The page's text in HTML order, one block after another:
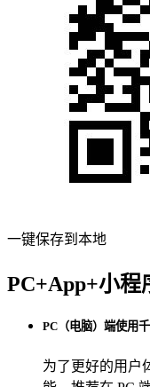
一键保存到本地
PC+App+小程
PC（电脑）端使用
为了更好的用户